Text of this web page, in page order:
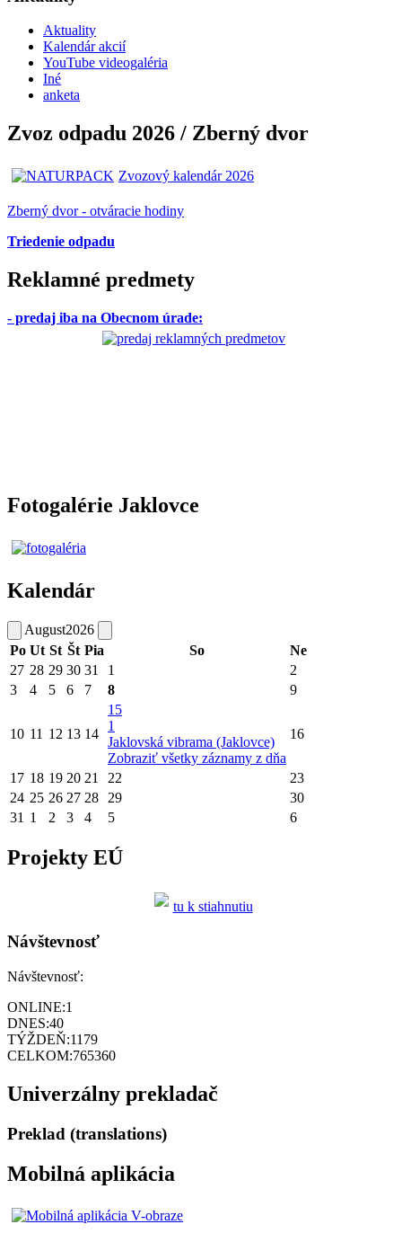
Aktuality
Kalendár akcií
YouTube videogaléria
Iné
anketa
Zvoz odpadu 2026 / Zberný dvor
Zvozový kalendár 2026
Zberný dvor - otváracie hodiny
Triedenie odpadu
Reklamné predmety
- predaj iba na Obecnom úrade:
Fotogalérie Jaklovce
Kalendár
August2026
Po Ut St Št Pia So
Ne
27 28 29 30 31 1
2
3
4 5 6 7 8 9
10 11 12 13 14
15
1
Jaklovská vibrama (Jaklovce)
Zobraziť všetky záznamy z dňa
16
17 18 19 20 21 22
23
24 25 26 27 28 29
30
31 1 2 3 4 5 6
Projekty EÚ
tu k stiahnutiu
Návštevnosť
Návštevnosť:
ONLINE:1
DNES:40
TÝŽDEŇ:1179
CELKOM:765360
Univerzálny prekladač
Preklad (translations)
Mobilná aplikácia